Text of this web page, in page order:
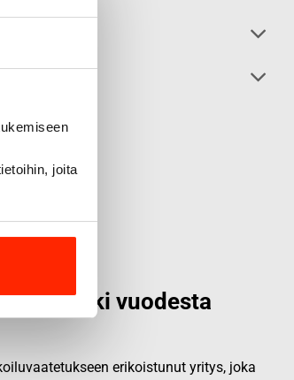
joita
vuodesta
erikoistunut yritys, joka